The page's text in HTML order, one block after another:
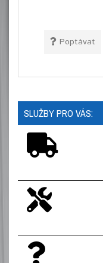
Poptávat
SLUŽBY PRO VÁS: